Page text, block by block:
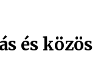
és közös